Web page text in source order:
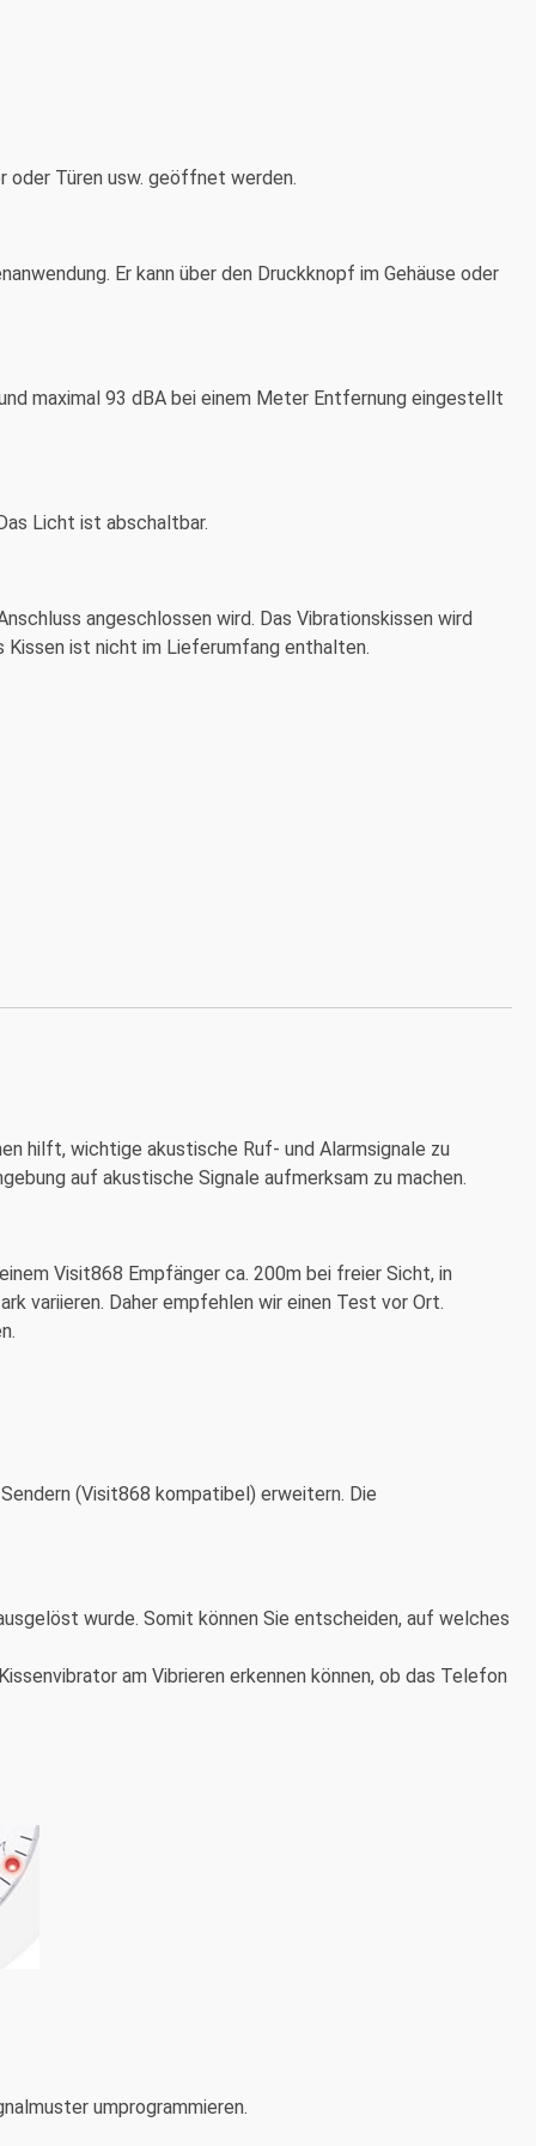
oder Türen usw. geöffnet werden.
Er kann über den Druckknopf im Gehäuse oder
maximal 93 dBA bei einem Meter Entfernung eingestellt
Licht ist abschaltbar.
angeschlossen wird. Das Vibrationskissen wird
ist nicht im Lieferumfang enthalten.
hilft, wichtige akustische Ruf- und Alarmsignale zu
auf akustische Signale aufmerksam zu machen.
Visit868 Empfänger ca. 200m bei freier Sicht, in
variieren. Daher empfehlen wir einen Test vor Ort.
(Visit868 kompatibel) erweitern. Die
wurde. Somit können Sie entscheiden, auf welches
am Vibrieren erkennen können, ob das Telefon
umprogrammieren.